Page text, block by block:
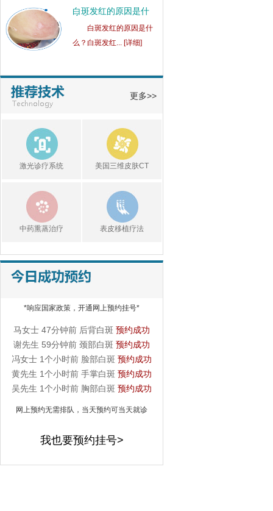
白斑发红的原因是什
么？
白斑发红的原因是什
么？白斑发红... [详细]
白癜风患处的皮肤瘙痒
白癜风患处的皮肤瘙痒
白癜风患者容易受到什
白癜风患者容易受到什
更多>>
激光诊疗系统 美国三维皮肤CT
中药熏蒸治疗 表皮移植疗法
*响应国家政策，开通网上预约挂号*
詹先生 18分钟前 手掌白斑
李先生 22分钟前 手部白斑
马女士 47分钟前 后背白斑 预约成功
谢先生 59分钟前 颈部白斑 预约成功
冯女士 1个小时前 脸部白斑 预约成功
黄先生 1个小时前 手掌白斑 预约成功
吴先生 1个小时前 胸部白斑 预约成功
网上预约无需排队，当天预约可当天就诊
我也要预约挂号>